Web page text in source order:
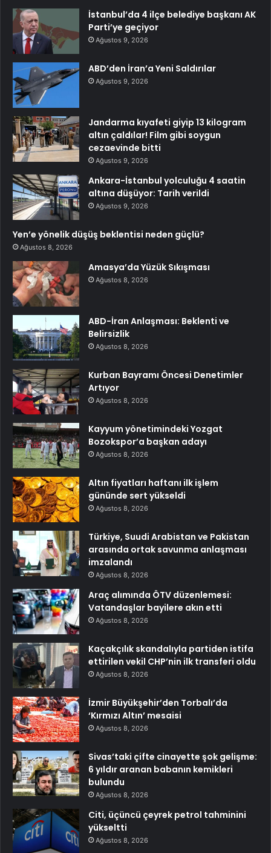
İstanbul’da 4 ilçe belediye başkanı AK
Parti’ye geçiyor
Ağustos 9, 2026
ABD’den İran’a Yeni Saldırılar
Ağustos 9, 2026
Jandarma kıyafeti giyip 13 kilogram
altın çaldılar! Film gibi soygun
cezaevinde bitti
Ağustos 9, 2026
Ankara-İstanbul yolculuğu 4 saatin
altına düşüyor: Tarih verildi
Ağustos 9, 2026
Yen’e yönelik düşüş beklentisi neden güçlü?
Ağustos 8, 2026
Amasya’da Yüzük Sıkışması
Ağustos 8, 2026
ABD-İran Anlaşması: Beklenti ve
Belirsizlik
Ağustos 8, 2026
Kurban Bayramı Öncesi Denetimler
Artıyor
Ağustos 8, 2026
Kayyum yönetimindeki Yozgat
Bozokspor’a başkan adayı
Ağustos 8, 2026
Altın fiyatları haftanı ilk işlem
gününde sert yükseldi
Ağustos 8, 2026
Türkiye, Suudi Arabistan ve Pakistan
arasında ortak savunma anlaşması
imzalandı
Ağustos 8, 2026
Araç alımında ÖTV düzenlemesi:
Vatandaşlar bayilere akın etti
Ağustos 8, 2026
Kaçakçılık skandalıyla partiden istifa
ettirilen vekil CHP’nin ilk transferi oldu
Ağustos 8, 2026
İzmir Büyükşehir’den Torbalı’da
‘Kırmızı Altın’ mesaisi
Ağustos 8, 2026
Sivas’taki çifte cinayette şok gelişme:
6 yıldır aranan babanın kemikleri
bulundu
Ağustos 8, 2026
Citi, üçüncü çeyrek petrol tahminini
yükseltti
Ağustos 8, 2026